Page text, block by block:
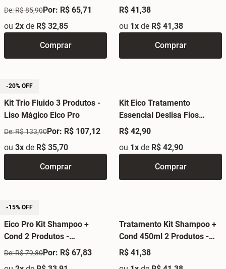
Expert 300ml - Eico Pro
De: R$ 85,90Por: R$ 65,71
ou 2x de R$ 32,85
Comprar
Mosqueta
R$ 41,38
ou 1x de R$ 41,38
Comprar
-20% OFF
Kit Trio Fluido 3 Produtos -
Liso Mágico Eico Pro
De: R$ 133,90Por: R$ 107,12
ou 3x de R$ 35,70
Comprar
Kit Eico Tratamento
Essencial Deslisa Fios
Shampoo + Condicionador
R$ 42,90
ou 1x de R$ 42,90
Comprar
-15% OFF
Eico Pro Kit Shampoo +
Cond 2 Produtos -
Tratamento Obrigatório
De: R$ 79,80Por: R$ 67,83
Tratamento Kit Shampoo +
Cond 450ml 2 Produtos -
Babosa
R$ 41,38